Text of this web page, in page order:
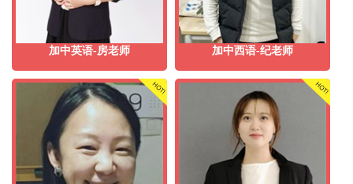
加中英语-房老师 加中西语-纪老师